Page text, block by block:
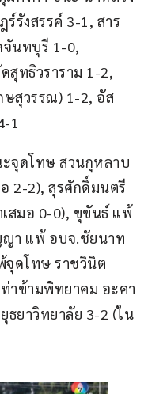
รังสรรค์ 3-1, สาร
นทบุรี 1-0,
สุทธิวราราม 1-2,
ษสุวรรณ) 1-2, อัส
1
จุดโทษ สวนกุหลาบ
2-2), สุรศักดิ์มนตรี
สมอ 0-0), ขุขันธ์ แพ้
า แพ้ อบจ.ชัยนาท
จุดโทษ ราชวินิต
ท่าข้ามพิทยาคม อะคา
ยาวิทยาลัย 3-2 (ใน